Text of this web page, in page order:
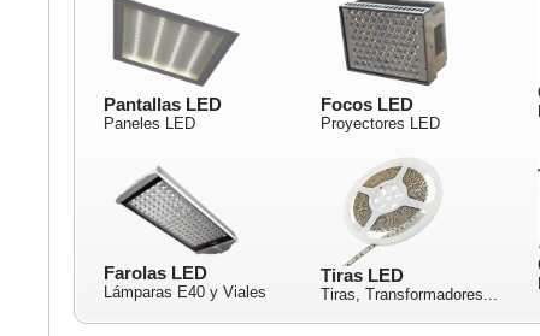
Pantallas LED
Paneles LED
Focos LED
Proyectores LED
Farolas LED
Lámparas E40 y Viales
Tiras LED
Tiras, Transformadores...